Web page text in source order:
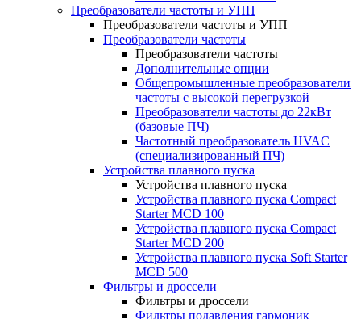
Преобразователи частоты и УПП
Преобразователи частоты и УПП
Преобразователи частоты
Преобразователи частоты
Дополнительные опции
Общепромышленные преобразователи
частоты с высокой перегрузкой
Преобразователи частоты до 22кВт
(базовые ПЧ)
Частотный преобразователь HVAC
(специализированный ПЧ)
Устройства плавного пуска
Устройства плавного пуска
Устройства плавного пуска Compact
Starter MCD 100
Устройства плавного пуска Compact
Starter MCD 200
Устройства плавного пуска Soft Starter
MCD 500
Фильтры и дроссели
Фильтры и дроссели
Фильтры подавления гармоник